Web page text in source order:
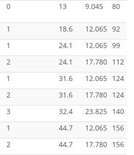
0 13 9.045 80
1 18.6 12.065 92
1 24.1 12.065 99
2 24.1 17.780 112
1 31.6 12.065
124
2 31.6 17.780 124
3 32.4 23.825
140
1 44.7 12.065
156
2 44.7 17.780 156